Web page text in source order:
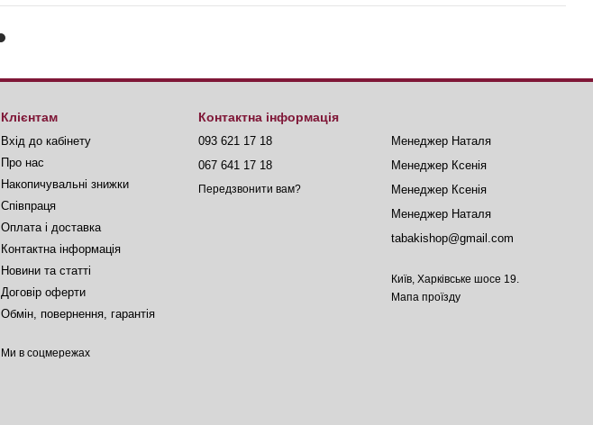
Клієнтам
Вхід до кабінету
Про нас
Накопичувальні знижки
Співпраця
Оплата і доставка
Контактна інформація
Новини та статті
Договір оферти
Обмін, повернення, гарантія
Ми в соцмережах
Контактна інформація
093 621 17 18
067 641 17 18
Передзвонити вам?
Менеджер Наталя
Менеджер Ксенія
Менеджер Ксенія
Менеджер Наталя
tabakishop@gmail.com
Київ, Харківське шосе 19.
Мапа проїзду